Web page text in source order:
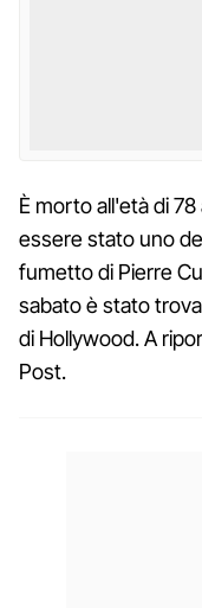
È morto all'età di 78
essere stato uno
fumetto di Pierre
sabato è stato
di Hollywood. A
Post.